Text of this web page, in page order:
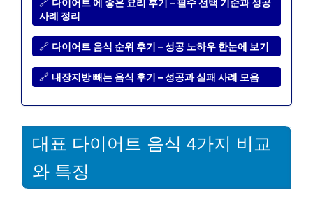
사례 정리
🔗 다이어트 음식 순위 후기 – 성공 노하우 한눈에 보기
🔗 내장지방 빼는 음식 후기 – 성공과 실패 사례 모음
대표 다이어트 음식 4가지 비교
와 특징